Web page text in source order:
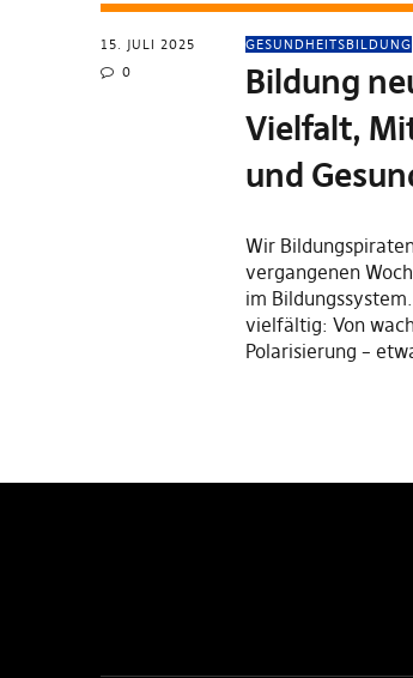
15. JULI 2025
0
GESUNDHEITSBILDUNG
Bildung
Vielfalt,
und
Wir
vergangenen
im
vielfältig: Von
Polarisierung –